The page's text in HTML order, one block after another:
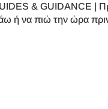
& GUIDANCE |
ή να πιώ την ώρα